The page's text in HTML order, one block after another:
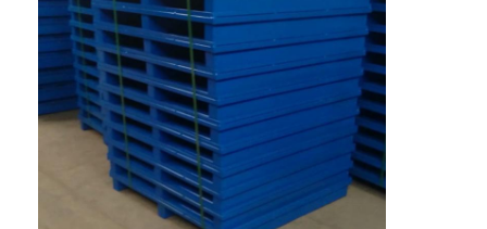
Kragarmregal
Push-Back-Racking
Regal einfahren
Radioshuttle-Racking
Sehr schmale Gangstreifen